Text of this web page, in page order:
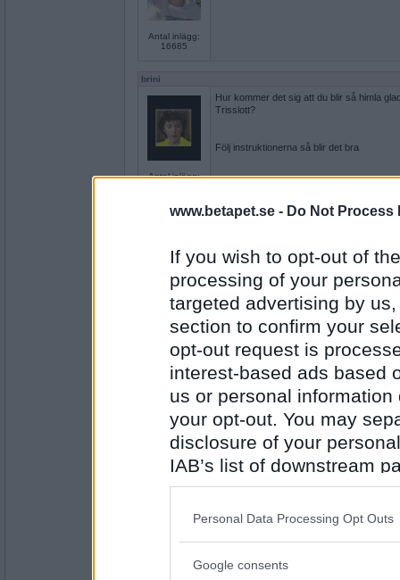
www.betapet.se - Do Not Process
If you wish to opt-out of
processing of your
targeted advertising by
section to confirm your
opt-out request is
interest-based ads based
us or personal
your opt-out. You may
disclosure of your
IAB’s list of downstream
also be disclosed by us
Downstream Participants
Please note that this
Personal Data Processing Opt Outs
Google consents
Antal inlägg:
16685
brini
Antal inlägg:
Hur kommer det sig att du blir så himla
Trisslott?
Följ instruktionerna så blir det bra
remvanrijn
Antal inlägg:
16685
Jag kollade ju nyss min mailbox
4257
Hur vet du att du har fått ett massa SPAM-
Nää, det bara växer.
nöjd med ditt nya hårborttagningsmedel?
man kan ta annat än olja oxå ju